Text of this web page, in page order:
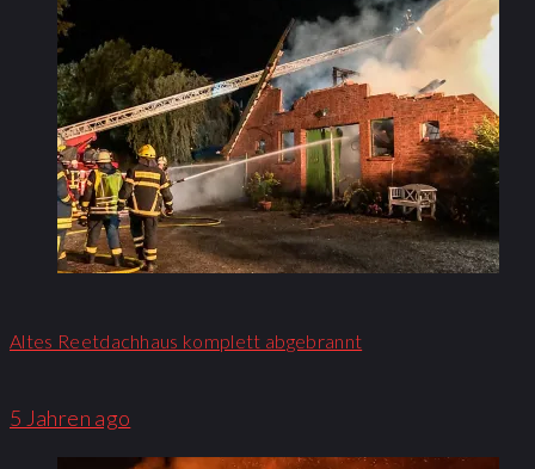
Altes Reetdachhaus komplett abgebrannt
5 Jahren ago